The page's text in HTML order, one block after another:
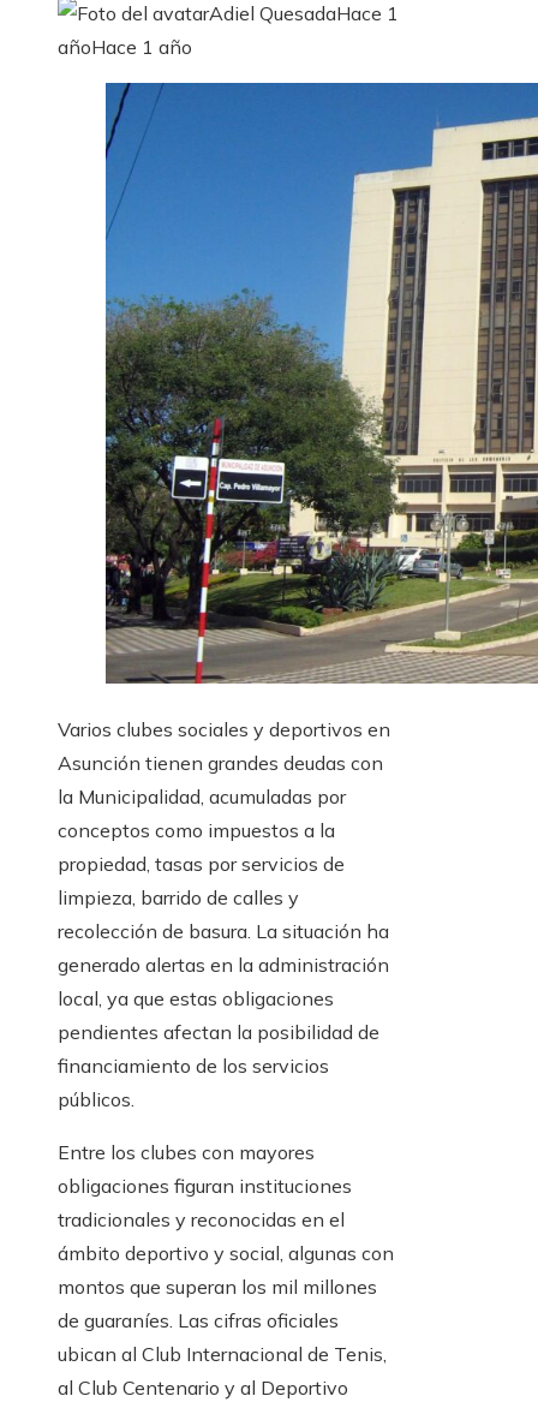
Adiel QuesadaHace 1
añoHace 1 año
Varios clubes sociales y deportivos en
Asunción tienen grandes deudas con
la Municipalidad, acumuladas por
conceptos como impuestos a la
propiedad, tasas por servicios de
limpieza, barrido de calles y
recolección de basura. La situación ha
generado alertas en la administración
local, ya que estas obligaciones
pendientes afectan la posibilidad de
financiamiento de los servicios
públicos.
Entre los clubes con mayores
obligaciones figuran instituciones
tradicionales y reconocidas en el
ámbito deportivo y social, algunas con
montos que superan los mil millones
de guaraníes. Las cifras oficiales
ubican al Club Internacional de Tenis,
al Club Centenario y al Deportivo